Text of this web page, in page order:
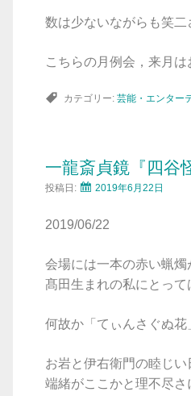
数は少ないながらも笑二
こちらの月例会，来月は
カテゴリー: 芸能・エンター
一龍斎貞鏡『四谷
投稿日: 2019年6月22日
2019/06/22
会場には一本の赤い蝋燭
髙田生まれの私にとっ
何故か「てぃんさぐぬ花
お岩と伊右衛門の睦じい
端緒がここかと理不尽さ